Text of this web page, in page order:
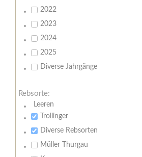
2022
2023
2024
2025
Diverse Jahrgänge
Rebsorte:
Leeren
Trollinger
Diverse Rebsorten
Müller Thurgau